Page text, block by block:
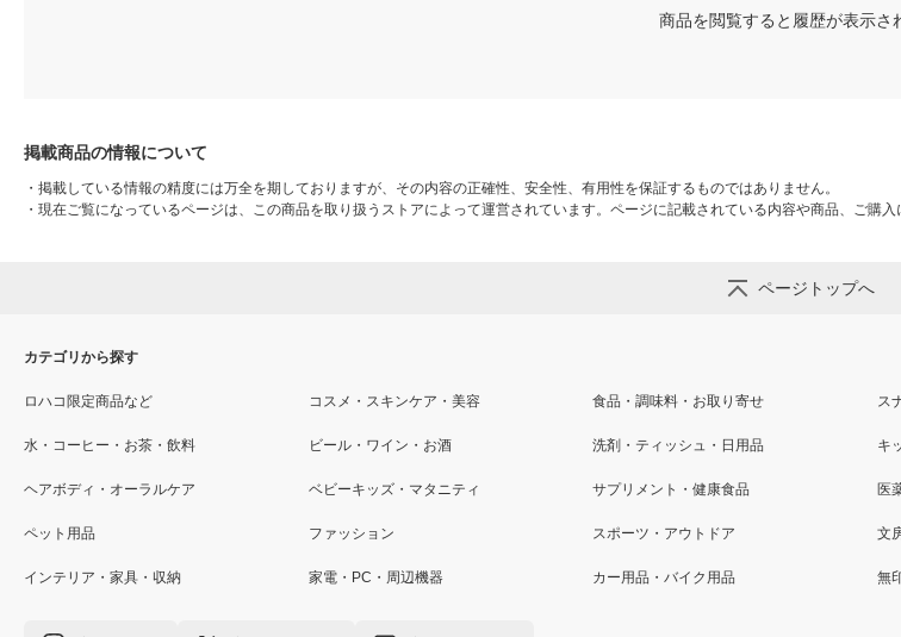
商品を閲覧すると履歴が表示さ
掲載商品の情報について
・ 掲載している情報の精度には万全を期しておりますが、その内容の正確性、安全性、有用性を保証するものではありません。
・ 現在ご覧になっているページは、この商品を取り扱うストアによって運営されています。ページに記載されている内容や商品、ご購
ページトップへ
カテゴリから探す
ロハコ限定商品など コスメ・スキンケア・美容 食品・調味料・お取り寄せ ス
水・コーヒー・お茶・飲料 ビール・ワイン・お酒 洗剤・ティッシュ・日用品 キ
ヘアボディ・オーラルケア ベビーキッズ・マタニティ サプリメント・健康食品 医
ペット用品 ファッション スポーツ・アウトドア 文
インテリア・家具・収納 家電・PC・周辺機器 カー用品・バイク用品 無